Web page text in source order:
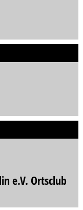
e.V. Ortsclub